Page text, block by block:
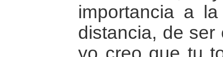
importancia a
distancia, de ser